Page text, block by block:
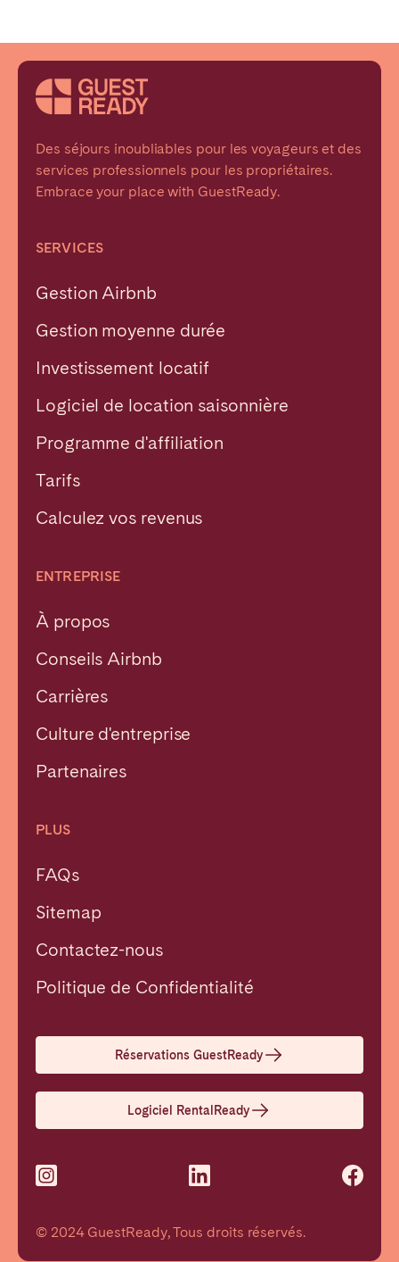
Des séjours inoubliables pour les voyageurs et des
services professionnels pour les propriétaires.
Embrace your place with GuestReady.
© 2024 GuestReady, Tous droits réservés.
SERVICES
Gestion Airbnb
Gestion moyenne durée
Investissement locatif
Logiciel de location saisonnière
Programme d'affiliation
Tarifs
Calculez vos revenus
ENTREPRISE
À propos
Conseils Airbnb
Carrières
Culture d'entreprise
Partenaires
PLUS
FAQs
Sitemap
Contactez-nous
Politique de Confidentialité
Réservations GuestReady
Logiciel RentalReady
Braga
Évora
Porto
Setúbal
Tomar
ROYAUME-UNI
Choisir la langue
English
Português